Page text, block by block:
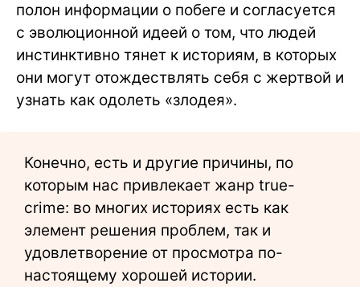
полон информации о побеге и согласуется
с эволюционной идеей о том, что людей
инстинктивно тянет к историям, в которых
они могут отождествлять себя с жертвой и
узнать как одолеть «злодея».
Конечно, есть и другие причины, по
которым нас привлекает жанр true-
crime: во многих историях есть как
элемент решения проблем, так и
удовлетворение от просмотра по-
настоящему хорошей истории.